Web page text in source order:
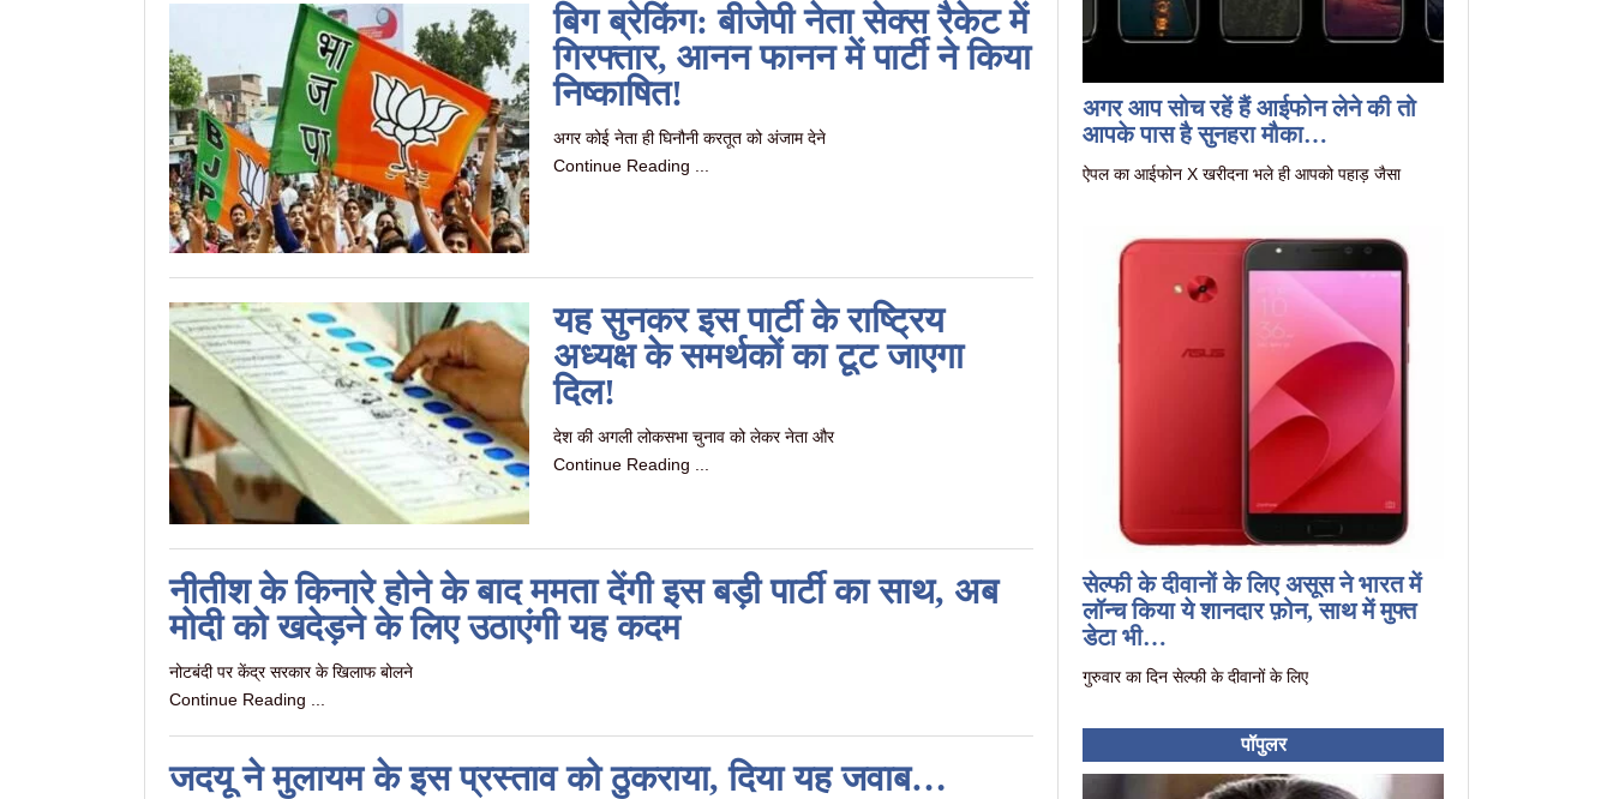
बिग ब्रेकिंग: बीजेपी नेता सेक्स रैकेट में
गिरफ्तार, आनन फानन में पार्टी ने किया
निष्काषित!
अगर कोई नेता ही घिनौनी करतूत को अंजाम देने
Continue Reading ...
यह सुनकर इस पार्टी के राष्ट्रिय
अध्यक्ष के समर्थकों का टूट जाएगा
दिल!
देश की अगली लोकसभा चुनाव को लेकर नेता और
Continue Reading ...
नीतीश के किनारे होने के बाद ममता देंगी इस बड़ी पार्टी का साथ, अब
मोदी को खदेड़ने के लिए उठाएंगी यह कदम
नोटबंदी पर केंद्र सरकार के खिलाफ बोलने
Continue Reading ...
जदयू ने मुलायम के इस प्रस्ताव को ठुकराया, दिया यह जवाब…
अगर आप सोच रहें हैं आईफोन लेने की तो
आपके पास है सुनहरा मौका…
ऐपल का आईफोन X खरीदना भले ही आपको पहाड़ जैसा
सेल्फी के दीवानों के लिए असूस ने भारत में
लॉन्च किया ये शानदार फ़ोन, साथ में मुफ्त
डेटा भी…
गुरुवार का दिन सेल्फी के दीवानों के लिए
पॉपुलर